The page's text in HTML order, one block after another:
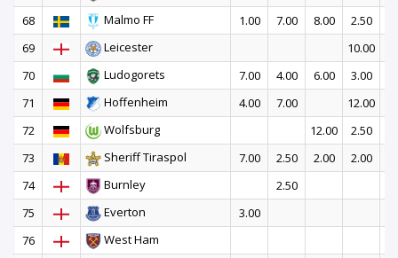
68
Malmo FF 1.00 7.00 8.00 2.50
69
Leicester 10.00
70
Ludogorets 7.00 4.00 6.00 3.00
71
Hoffenheim 4.00 7.00
12.00
72
Wolfsburg 12.00 2.50
73
Sheriff Tiraspol 7.00 2.50 2.00 2.00
74
Burnley
2.50
75
Everton
3.00
76
West Ham